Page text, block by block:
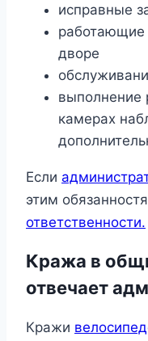
исправные
работающие
дворе
выполнение
камерах
Если
этим
ответственности.
Кража в
отвечает
Кражи